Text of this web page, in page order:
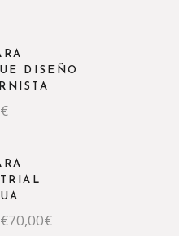
DISEÑO
€
€70,00€